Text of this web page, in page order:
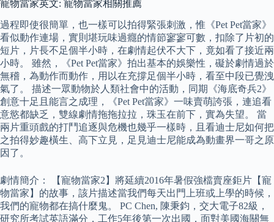
寵物當家英文: 寵物當家相關推薦
過程即使很簡單，也一樣可以拍得緊張刺激，惟《Pet Pet當家》
看似動作連場，實則堪玩味過癮的情節寥寥可數，扣除了片初的
短片，片長不足個半小時，在劇情起伏不大下，竟如看了接近兩
小時。 雖然，《Pet Pet當家》拍出基本的娛樂性，礙於劇情過於
無稽，為動作而動作，用以在充撐足個半小時，看至中段已覺洩
氣了。 描述一眾動物於人類社會中的活動，同期《海底奇兵2》
創意十足且能言之成理，《Pet Pet當家》一味賣萌誇張，連追看
意慾都缺乏，雙線劇情拖拖拉拉，珠玉在前下，實為失望。 當
兩片重頭戲的打鬥追逐與危機也幾乎一樣時，且看迪士尼如何把
之拍得妙趣橫生、高下立見，足見迪士尼能成為動畫界一哥之原
因了。
劇情簡介： 【寵物當家2】將延續2016年暑假強檔賣座鉅片【寵
物當家】的故事，該片描述當我們每天出門上班或上學的時候，
我們的寵物都在搞什麼鬼。 PC Chen, 陳秉鈞，交大電子82級，
研究所考試英語滿分，工作5年後第一次出國，面對美國海關無